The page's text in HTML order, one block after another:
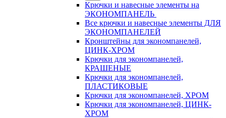
Крючки и навесные элементы на
ЭКОНОМПАНЕЛЬ
Все крючки и навесные элементы ДЛЯ
ЭКОНОМПАНЕЛЕЙ
Кронштейны для экономпанелей,
ЦИНК-ХРОМ
Крючки для экономпанелей,
КРАШЕНЫЕ
Крючки для экономпанелей,
ПЛАСТИКОВЫЕ
Крючки для экономпанелей, ХРОМ
Крючки для экономпанелей, ЦИНК-
ХРОМ